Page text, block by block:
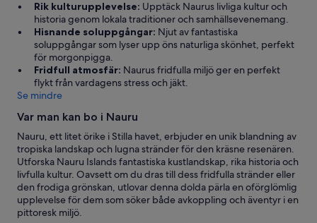
Rik kulturupplevelse: Upptäck Naurus livliga kultur och
historia genom lokala traditioner och samhällsevenemang.
Hisnande soluppgångar: Njut av fantastiska
soluppgångar som lyser upp öns naturliga skönhet, perfekt
för morgonpigga.
Fridfull atmosfär: Naurus fridfulla miljö ger en perfekt
flykt från vardagens stress och jäkt.
Se mindre
Var man kan bo i Nauru
Nauru, ett litet örike i Stilla havet, erbjuder en unik blandning av
tropiska landskap och lugna stränder för den kräsne resenären.
Utforska Nauru Islands fantastiska kustlandskap, rika historia och
livfulla kultur. Oavsett om du dras till dess fridfulla stränder eller
den frodiga grönskan, utlovar denna dolda pärla en oförglömlig
upplevelse för dem som söker både avkoppling och äventyr i en
pittoresk miljö.